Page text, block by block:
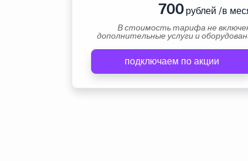
700рублей /в
В стоимость тарифа не
дополнительные услуги и
подключаем по акции